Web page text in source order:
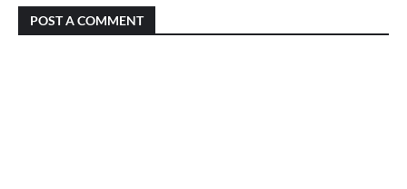
POST A COMMENT